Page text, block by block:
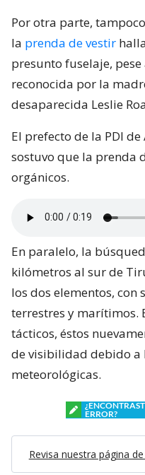
Por otra parte,
la prenda de vestir
presunto fuselaje,
reconocida por la
desaparecida Leslie
El prefecto de la PDI de
sostuvo que la prenda
orgánicos.
En paralelo, la
kilómetros al sur de
los dos elementos, con
terrestres y marítimos.
tácticos, éstos
de visibilidad debido a
meteorológicas.
ERROR?
Revisa nuestra página